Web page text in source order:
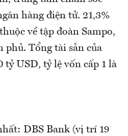
hàng điện tử. 21,3%
về tập đoàn Sampo,
phủ. Tổng tài sản của
tỷ USD, tỷ lệ vốn cấp 1 là
DBS Bank (vị trí 19